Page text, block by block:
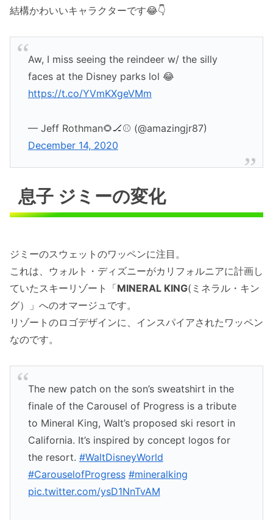
結構かわいいキャラクターです😂👇
Aw, I miss seeing the reindeer w/ the silly
faces at the Disney parks lol 😂
https://t.co/YVmKXgeVMm
— Jeff Rothman🌻🏒⚾️ (@amazingjr87)
December 14, 2020
息子 ジミーの変化
ジミーのスウェットのワッペンに注目。
これは、ウォルト・ディズニーがカリフォルニアに計画し
ていたスキーリゾート「MINERAL KING(ミネラル・キン
グ）」へのオマージュです。
リゾートのロゴデザインに、インスパイアされたワッペン
なのです。
The new patch on the son’s sweatshirt in the
finale of the Carousel of Progress is a tribute
to Mineral King, Walt’s proposed ski resort in
California. It’s inspired by concept logos for
the resort. #WaltDisneyWorld
#CarouselofProgress #mineralking
pic.twitter.com/ysD1NnTvAM